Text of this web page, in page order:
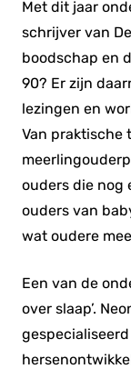
Met dit jaar
schrijver van
boodschap en
90? Er zijn
lezingen en
Van praktische
ouders die nog
ouders van
wat oudere
Een van de
over slaap’.